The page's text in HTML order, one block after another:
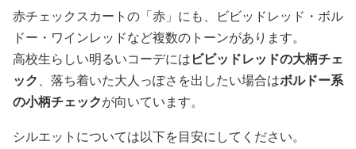
赤チェックスカートの「赤」にも、ビビッドレッド・ボル
ドー・ワインレッドなど複数のトーンがあります。
高校生らしい明るいコーデにはビビッドレッドの大柄チェ
ック、落ち着いた大人っぽさを出したい場合はボルドー系
の小柄チェックが向いています。
シルエットについては以下を目安にしてください。